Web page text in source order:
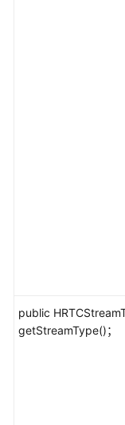
public
getStreamType()；